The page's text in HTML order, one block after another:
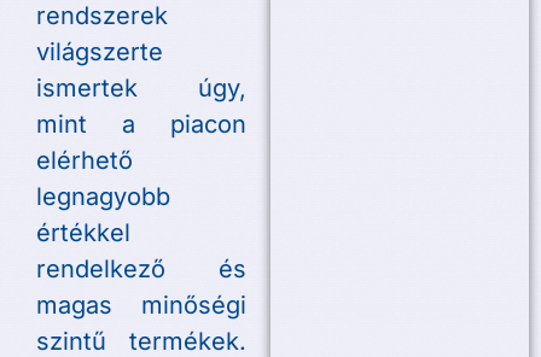
rendszerek
világszerte
ismertek úgy,
mint a piacon
elérhető
legnagyobb
értékkel
rendelkező és
magas minőségi
szintű termékek.